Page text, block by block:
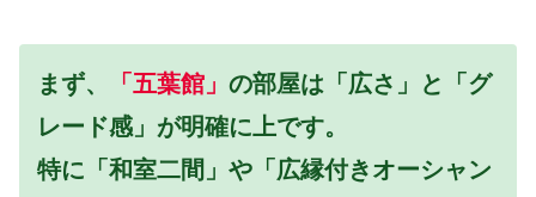
まず、 「五葉館」 の部屋は「広さ」と「グ
レード感」が明確に上です。
特に「和室二間」や「広縁付きオーシャン